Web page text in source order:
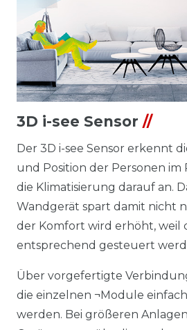
3D i-see Sensor //
Der 3D i-see Sensor erkennt
und Position der Personen im
die Klimatisierung darauf an.
Wandgerät spart damit nicht
der Komfort wird erhöht, weil
entsprechend ­gesteuert
Über vorgefertigte
die einzelnen ¬Module
werden. Bei größeren